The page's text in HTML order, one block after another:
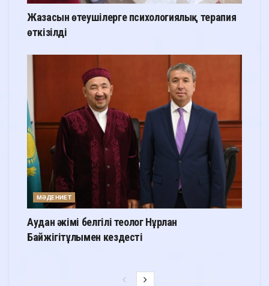
Жазасын өтеушілерге психологиялық терапия
өткізілді
МӘДЕНИЕТ
Аудан әкімі белгілі теолог Нұрлан
Байжігітұлымен кездесті